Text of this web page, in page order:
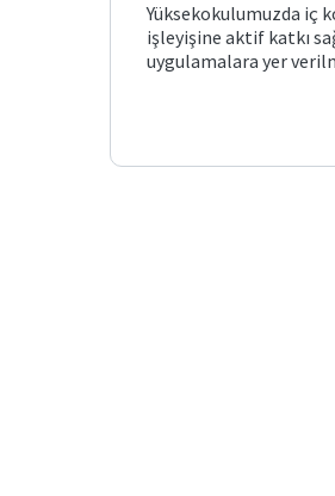
Yüksekokulumuzda iç
işleyişine aktif katkı
uygulamalara yer